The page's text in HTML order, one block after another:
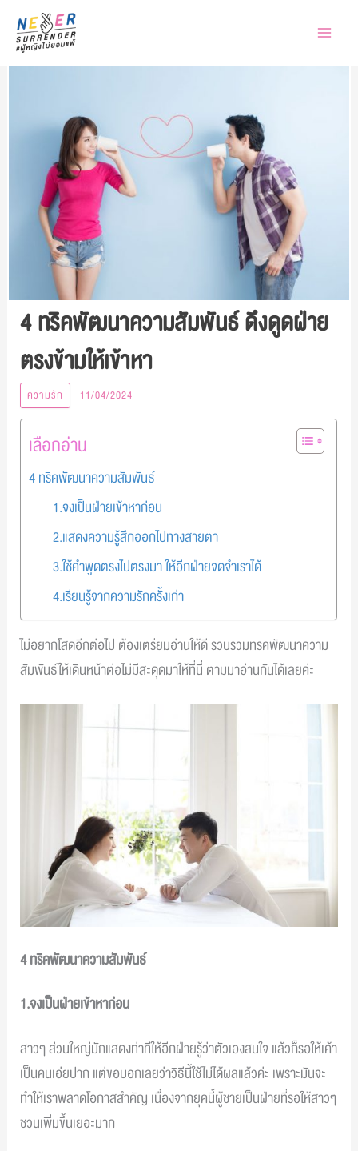
4 ทริคพัฒนาความสัมพันธ์ ดึงดูดฝ่าย
ตรงข้ามให้เข้าหา
ความรัก 11/04/2024
เลือกอ่าน
4 ทริคพัฒนาความสัมพันธ์
1.จงเป็นฝ่ายเข้าหาก่อน
2.แสดงความรู้สึกออกไปทางสายตา
3.ใช้คำพูดตรงไปตรงมา ให้อีกฝ่ายจดจำเราได้
4.เรียนรู้จากความรักครั้งเก่า
ไม่อยากโสดอีกต่อไป ต้องเตรียมอ่านให้ดี รวบรวมทริคพัฒนาความ
สัมพันธ์ให้เดินหน้าต่อไม่มีสะดุดมาให้ที่นี่ ตามมาอ่านกันได้เลยค่ะ
4 ทริคพัฒนาความสัมพันธ์
1.จงเป็นฝ่ายเข้าหาก่อน
สาวๆ ส่วนใหญ่มักแสดงท่าทีให้อีกฝ่ายรู้ว่าตัวเองสนใจ แล้วก็รอให้เค้า
เป็นคนเอ่ยปาก แต่ขอบอกเลยว่าวิธีนี้ใช้ไม่ได้ผลแล้วค่ะ เพราะมันจะ
ทำให้เราพลาดโอกาสสำคัญ เนื่องจากยุคนี้ผู้ชายเป็นฝ่ายที่รอให้สาวๆ
ชวนเพิ่มขึ้นเยอะมาก